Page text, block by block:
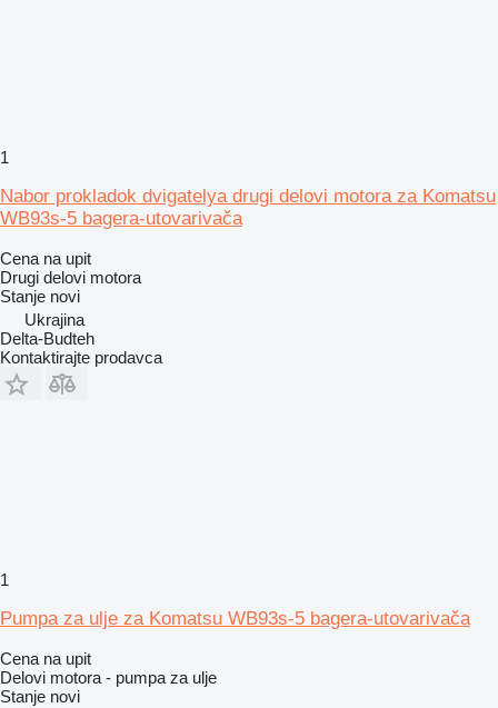
1
Nabor prokladok dvigatelya drugi delovi motora za Komatsu
WB93s-5 bagera-utovarivača
Cena na upit
Drugi delovi motora
Stanje novi
Ukrajina
Delta-Budteh
Kontaktirajte prodavca
1
Pumpa za ulje za Komatsu WB93s-5 bagera-utovarivača
Cena na upit
Delovi motora - pumpa za ulje
Stanje novi